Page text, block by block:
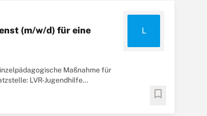
(m/w/d) für eine
L
Maßnahme für
LVR-Jugendhilfe
bookmark